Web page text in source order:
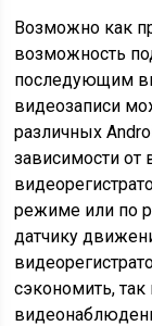
Возможно как
возможность
последующим
видеозаписи
различных
зависимости от
режиме или по
датчику
сэкономить,